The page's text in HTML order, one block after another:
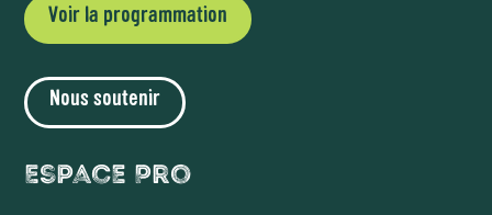
Voir la programmation
Nous soutenir
Espace Pro